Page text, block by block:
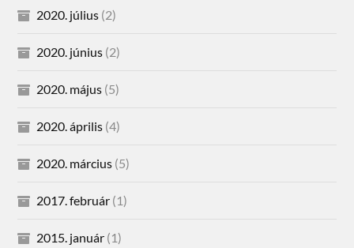
2020. július (2)
2020. június (2)
2020. május (5)
2020. április (4)
2020. március (5)
2017. február (1)
2015. január (1)